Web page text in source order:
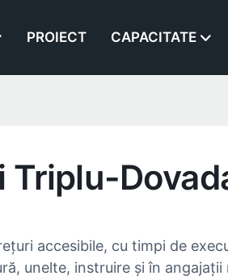
PROIECT CAPACITATE
Triplu-
accesibile, cu timpi de
unelte, instruire și în